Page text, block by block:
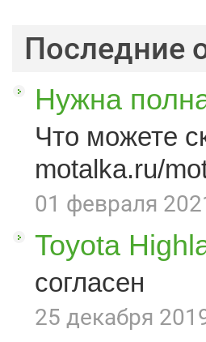
Последние
Нужна
Что можете
motalka.ru/
01 февраля
Toyota
согласен
25 декабря